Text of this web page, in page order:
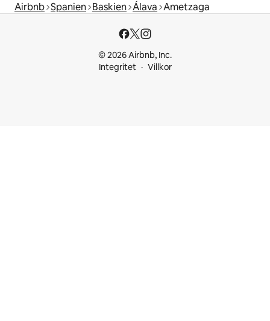
Airbnb Spanien Baskien Álava Ametzaga
© 2026 Airbnb, Inc.
Integritet
Villkor